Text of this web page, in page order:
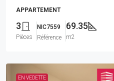
APPARTEMENT
3
Pièces
NIC7559
Référence
69.35
m2
EN VEDETTE